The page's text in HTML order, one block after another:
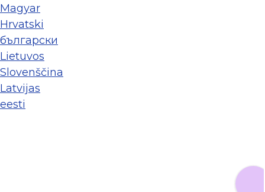
Magyar
Hrvatski
български
Lietuvos
Slovenščina
Latvijas
eesti